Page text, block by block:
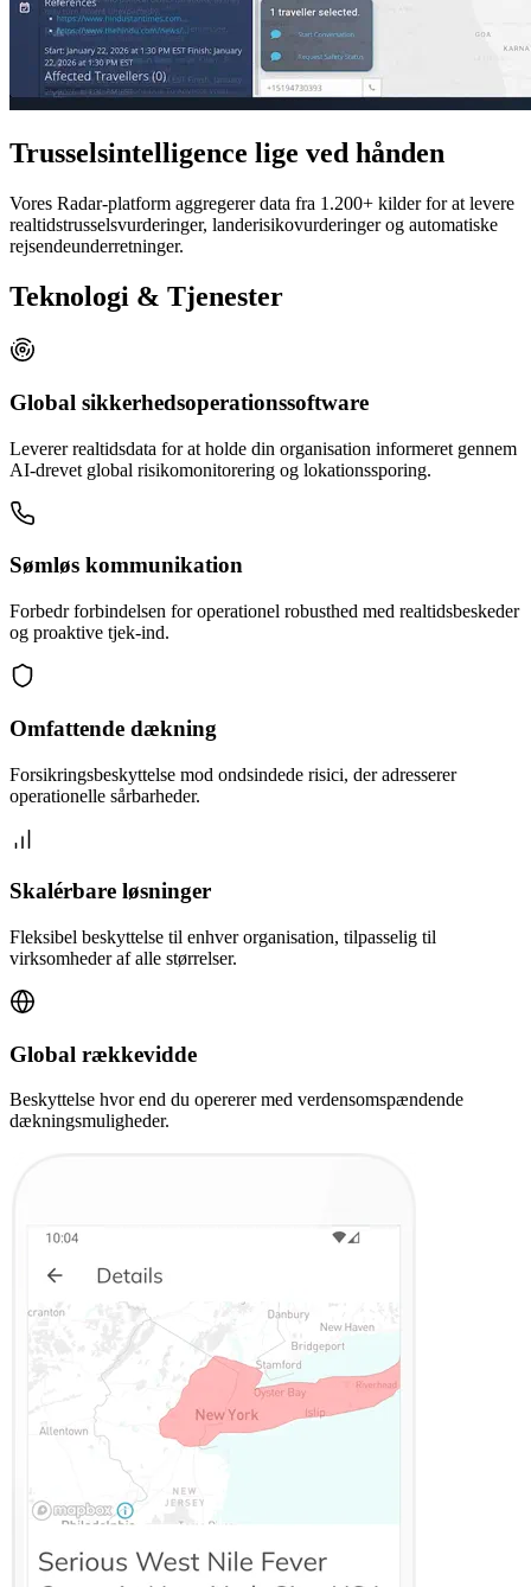
Trusselsintelligence lige ved hånden
Vores Radar-platform aggregerer data fra 1.200+ kilder for at levere
realtidstrusselsvurderinger, landerisikovurderinger og automatiske
rejsendeunderretninger.
Teknologi & Tjenester
Global sikkerhedsoperationssoftware
Leverer realtidsdata for at holde din organisation informeret gennem
AI-drevet global risikomonitorering og lokationssporing.
Sømløs kommunikation
Forbedr forbindelsen for operationel robusthed med realtidsbeskeder
og proaktive tjek-ind.
Omfattende dækning
Forsikringsbeskyttelse mod ondsindede risici, der adresserer
operationelle sårbarheder.
Skalérbare løsninger
Fleksibel beskyttelse til enhver organisation, tilpasselig til
virksomheder af alle størrelser.
Global rækkevidde
Beskyttelse hvor end du opererer med verdensomspændende
dækningsmuligheder.